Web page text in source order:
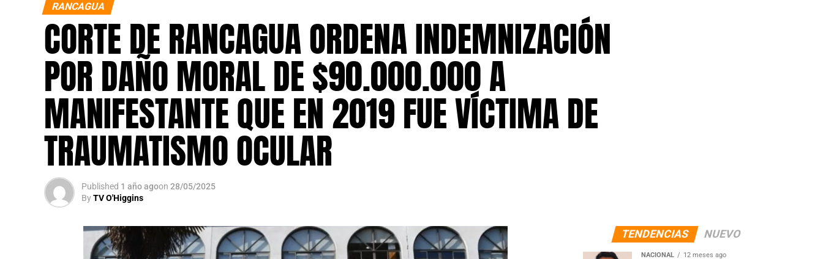
RANCAGUA
CORTE DE RANCAGUA ORDENA INDEMNIZACIÓN
POR DAÑO MORAL DE $90.000.000 A
MANIFESTANTE QUE EN 2019 FUE VÍCTIMA DE
TRAUMATISMO OCULAR
Published 1 año agoon 28/05/2025
ByTV O'Higgins
TENDENCIAS NUEVO
NACIONAL 12 meses ago